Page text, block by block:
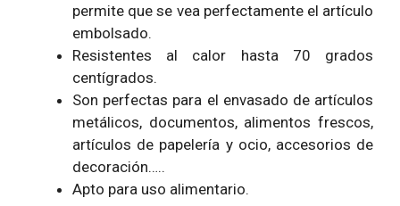
permite que se vea perfectamente el artículo
embolsado.
Resistentes al calor hasta 70 grados
centígrados.
Son perfectas para el envasado de artículos
metálicos, documentos, alimentos frescos,
artículos de papelería y ocio, accesorios de
decoración…..
Apto para uso alimentario.